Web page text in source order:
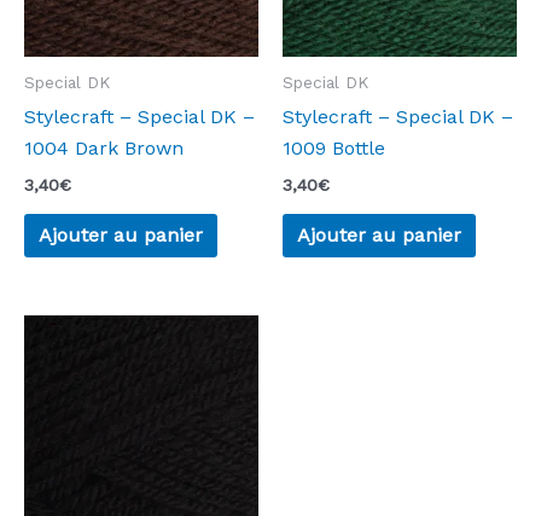
Special DK
Stylecraft – Special DK –
1004 Dark Brown
3,40€
Ajouter au panier
Special DK
Stylecraft – Special DK –
1009 Bottle
3,40€
Ajouter au panier